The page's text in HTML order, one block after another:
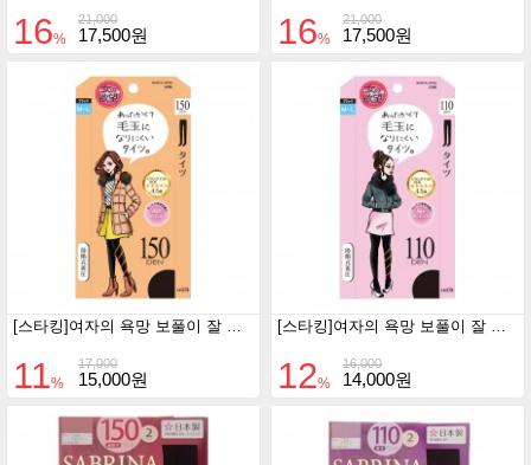
21,000
16% 17,500원
21,000
16% 17,500원
17,000
11% 15,000원
16,000
12% 14,000원